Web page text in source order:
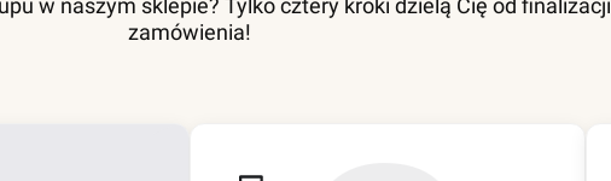
w naszym sklepie? Tylko cztery kroki dzielą Cię od finalizacji
zamówienia!